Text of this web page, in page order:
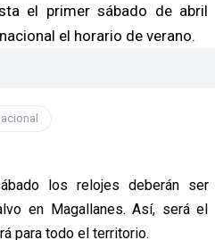
el primer sábado de abril
el horario de verano.
los relojes deberán ser
en Magallanes. Así, será el
para todo el territorio.